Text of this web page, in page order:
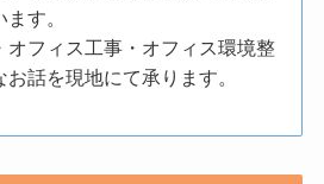
す。
オフィス工事・オフィス環境整
話を現地にて承ります。